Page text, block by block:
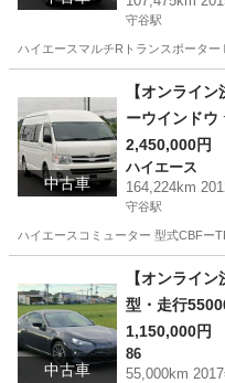
守谷駅
ハイエースマルチRトランスポータ
守谷駅 ハ
中古車
【オンライ
ーウインド
ETC★ 左側パ
2,450,000円
ハイエース
164,224km
守谷駅
ハイエースコミューター 型式CBFー
守谷駅 ハ
中古車
【オンライ
型・走行
Ｖバックカメ
1,150,000円
86
55,000km